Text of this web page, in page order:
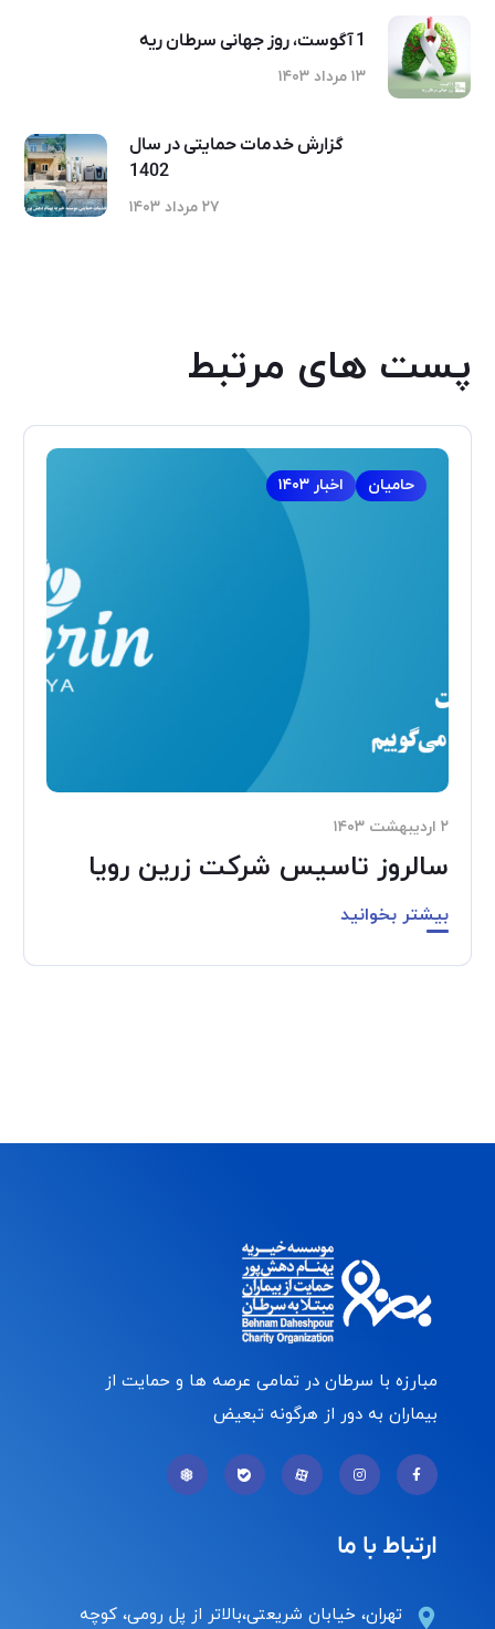
1 آگوست، روز جهانی سرطان ریه
۱۳ مرداد ۱۴۰۳
گزارش خدمات حمایتی در سال
1402
۲۷ مرداد ۱۴۰۳
پست های مرتبط
اخبار ۱۴۰۳ حامیان
۲ اردیبهشت ۱۴۰۳
سالروز تاسیس شرکت زرین رویا
بیشتر بخوانید
مبارزه با سرطان در تمامی عرصه ها و حمایت از
بیماران به دور از هرگونه تبعیض
ارتباط با ما
تهران، خیابان شریعتی،بالاتر از پل رومی، کوچه